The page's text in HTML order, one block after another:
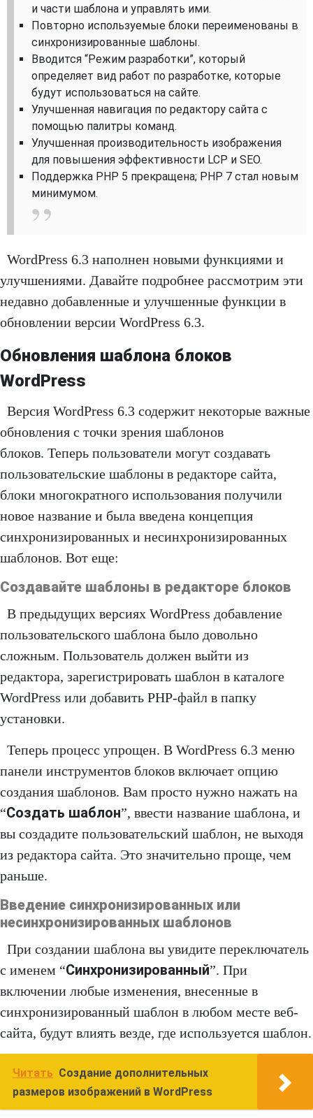
и части шаблона и управлять ими.
Повторно используемые блоки переименованы в
синхронизированные шаблоны.
Вводится “Режим разработки”, который
определяет вид работ по разработке, которые
будут использоваться на сайте.
Улучшенная навигация по редактору сайта с
помощью палитры команд.
Улучшенная производительность изображения
для повышения эффективности LCP и SEO.
Поддержка PHP 5 прекращена; PHP 7 стал новым
минимумом.
WordPress 6.3 наполнен новыми функциями и
улучшениями. Давайте подробнее рассмотрим эти
недавно добавленные и улучшенные функции в
обновлении версии WordPress 6.3.
Обновления шаблона блоков
WordPress
Версия WordPress 6.3 содержит некоторые важные
обновления с точки зрения шаблонов
блоков. Теперь пользователи могут создавать
пользовательские шаблоны в редакторе сайта,
блоки многократного использования получили
новое название и была введена концепция
синхронизированных и несинхронизированных
шаблонов. Вот еще:
Создавайте шаблоны в редакторе блоков
В предыдущих версиях WordPress добавление
пользовательского шаблона было довольно
сложным. Пользователь должен выйти из
редактора, зарегистрировать шаблон в каталоге
WordPress или добавить PHP-файл в папку
установки.
Теперь процесс упрощен. В WordPress 6.3 меню
панели инструментов блоков включает опцию
создания шаблонов. Вам просто нужно нажать на
“Создать шаблон”, ввести название шаблона, и
вы создадите пользовательский шаблон, не выходя
из редактора сайта. Это значительно проще, чем
раньше.
Введение синхронизированных или
несинхронизированных шаблонов
При создании шаблона вы увидите переключатель
с именем “Синхронизированный”. При
включении любые изменения, внесенные в
синхронизированный шаблон в любом месте веб-
сайта, будут влиять везде, где используется шаблон.
Читать Создание дополнительных
размеров изображений в WordPress